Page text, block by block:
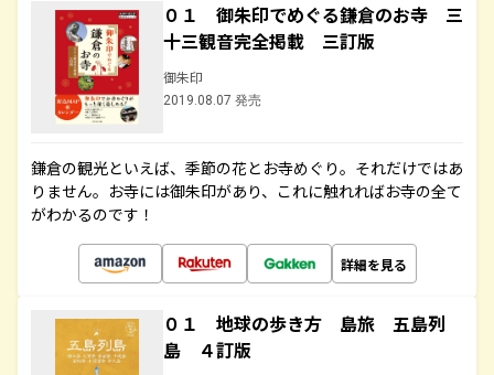
０１ 御朱印でめぐる鎌倉のお寺 三
十三観音完全掲載 三訂版
御朱印
2019.08.07 発売
鎌倉の観光といえば、季節の花とお寺めぐり。それだけではあ
りません。お寺には御朱印があり、これに触れればお寺の全て
がわかるのです！
詳細を見る
０１ 地球の歩き方 島旅 五島列
島 ４訂版